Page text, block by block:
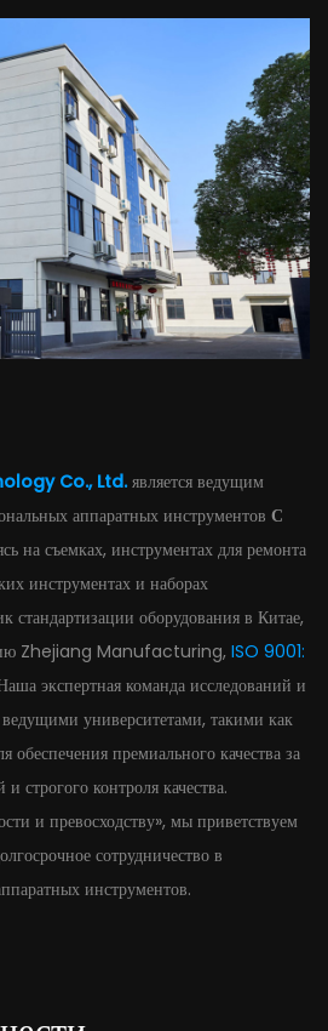
Co., Ltd.является ведущим
аппаратных инструментов С
на съемках, инструментах для ремонта
инструментах и ​​наборах
стандартизации оборудования в Китае,
Zhejiang Manufacturing, ISO 9001:
экспертная команда исследований и
ведущими университетами, такими как
обеспечения премиального качества за
строгого контроля качества.
и превосходству», мы приветствуем
сотрудничество в
инструментов.